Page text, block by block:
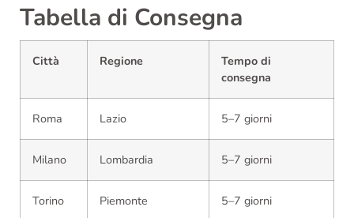
Tabella di Consegna
Città Regione
Tempo di
consegna
Roma Lazio 5–7 giorni
Milano Lombardia 5–7 giorni
Torino Piemonte 5–7 giorni